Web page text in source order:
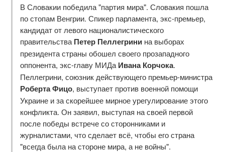
В Словакии победила "партия мира". Словакия пошла
по стопам Венгрии. Спикер парламента, экс-премьер,
кандидат от левого националистического
правительства Петер Пеллегринина выборах
президента страны обошел своего прозападного
оппонента, экс-главу МИДа Ивана Корчока.
Пеллегрини, союзник действующего премьер-министра
Роберта Фицо, выступает против военной помощи
Украине и за скорейшее мирное урегулирование этого
конфликта. Он заявил, выступая на своей первой
после победы встрече со сторонниками и
журналистами, что сделает всё, чтобы его страна
"всегда была на стороне мира, а не войны".